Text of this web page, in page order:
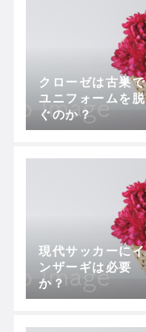
クローゼは古巣で
ユニフォームを脱
ぐのか？
現代サッカーにイ
ンザーギは必要
か？